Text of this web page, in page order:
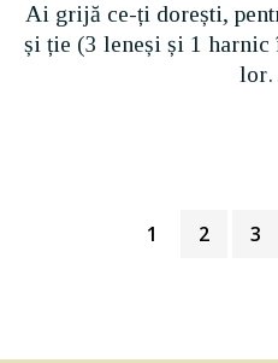
Ai grijă ce-ți dorești,
și ție (3 leneși și 1
Pagină
1 Pagină
2 3